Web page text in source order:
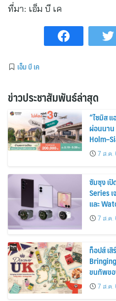
ที่มา: เอ็ม บี เค
เอ็ม บี เค
ข่าวประชาสัมพันธ์ล่าสุด
“ไซมิส
ผ่อนนาน
ส่วนลดแ
2569
7 ส.ค.
ซัมซุง เ
Series
และ
30%7 ส.ค.
ท็อปส์ เ
ขนทัพขอ
อาณาจัก
สิงหาคมนี้
7 ส.ค.